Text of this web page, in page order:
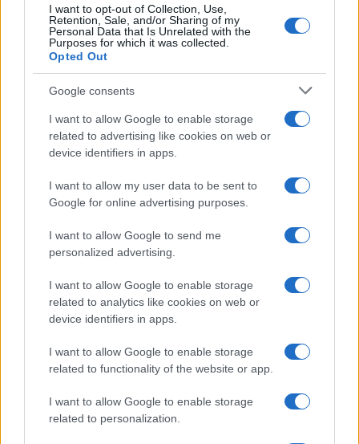
I want to opt-out of Collection, Use,
Retention, Sale, and/or Sharing of my
Personal Data that Is Unrelated with the
Purposes for which it was collected.
Opted Out
Google consents
I want to allow Google to enable storage
related to advertising like cookies on web or
device identifiers in apps.
I want to allow my user data to be sent to
Google for online advertising purposes.
I want to allow Google to send me
personalized advertising.
I want to allow Google to enable storage
related to analytics like cookies on web or
device identifiers in apps.
I want to allow Google to enable storage
related to functionality of the website or app.
I want to allow Google to enable storage
related to personalization.
Cómo la inteligencia artificial transforma la gestión financiera
personal
Marta Ruiz · 7 Ago 2026
COTIZACIONES CRYPTO
Precio
$64,878.00
Ethereum
(ETH)
$1,914.24
BNB